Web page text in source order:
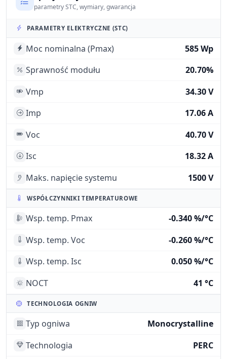
parametry STC, wymiary, gwarancja
PARAMETRY ELEKTRYCZNE (STC)
Moc nominalna (Pmax)
585 Wp
Sprawność modułu
20.70%
Vmp
34.30 V
Imp
17.06 A
Voc
40.70 V
Isc
18.32 A
Maks. napięcie systemu
1500 V
WSPÓŁCZYNNIKI TEMPERATUROWE
Wsp. temp. Pmax
-0.340 %/°C
Wsp. temp. Voc
-0.260 %/°C
Wsp. temp. Isc
0.050 %/°C
NOCT
41 °C
TECHNOLOGIA OGNIW
Typ ogniwa
Monocrystalline
Technologia
PERC